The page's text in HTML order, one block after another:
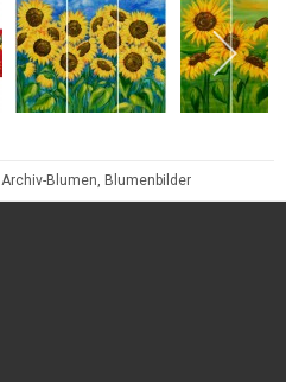
Archiv-Blumen, Blumenbilder